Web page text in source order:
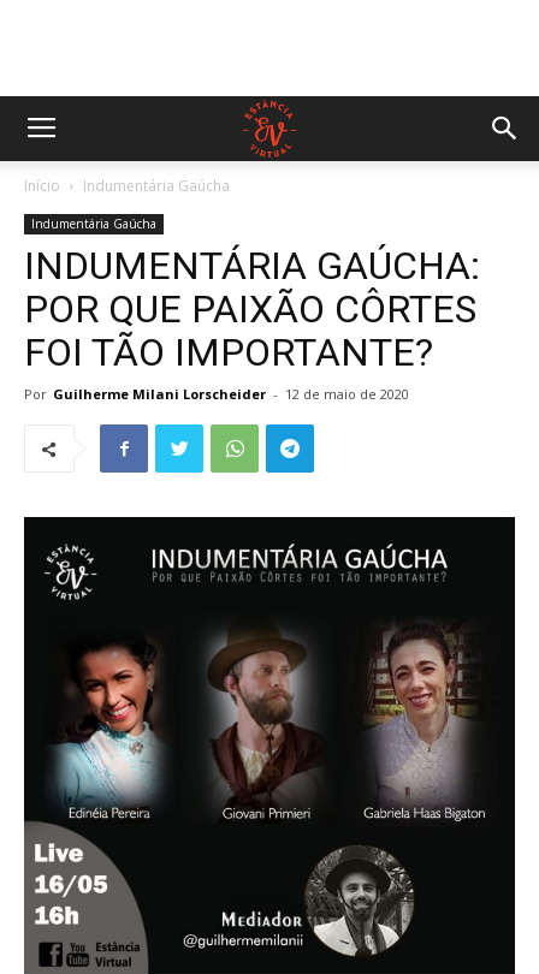
Início Indumentária Gaúcha
Indumentária Gaúcha
INDUMENTÁRIA GAÚCHA:
POR QUE PAIXÃO CÔRTES
FOI TÃO IMPORTANTE?
Por Guilherme Milani Lorscheider - 12 de maio de 2020